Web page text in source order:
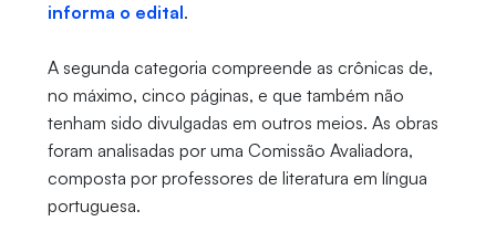
informa o edital.
A segunda categoria compreende as crônicas de,
no máximo, cinco páginas, e que também não
tenham sido divulgadas em outros meios. As obras
foram analisadas por uma Comissão Avaliadora,
composta por professores de literatura em língua
portuguesa.